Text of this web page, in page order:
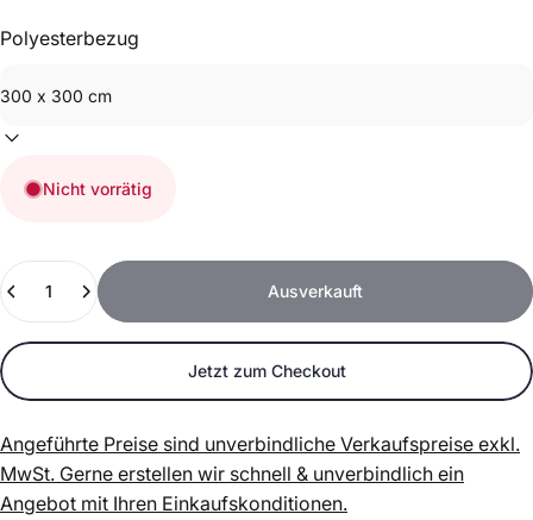
Polyesterbezug
Nicht vorrätig
Anzahl
Ausverkauft
Jetzt zum Checkout
Angeführte Preise sind unverbindliche Verkaufspreise exkl.
MwSt. Gerne erstellen wir schnell & unverbindlich ein
Angebot mit Ihren Einkaufskonditionen.